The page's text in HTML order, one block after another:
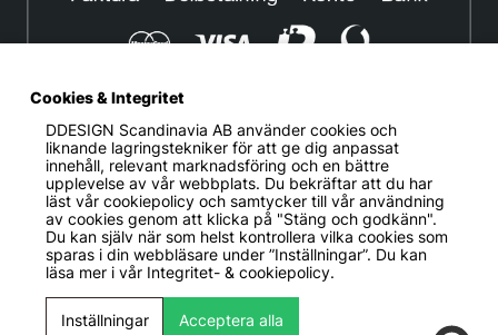
© DDESIGN. Alla rättigheter reserverade.
Om oss|Privacy policy|Cookiepolicy|Köp- och
leveransvillkor
Telefonnummer: 019-507 40 01
Helgfria vardagar 10:00-12:00
DDESIGN Scandinavia AB Organisationsnummer:
Mosåsvägen 142, 702 36 Örebro
Cookies & Integritet
DDESIGN Scandinavia ABanvänder cookies och
liknande lagringstekniker för att ge dig anpassat
innehåll, relevant marknadsföring och en bättre
upplevelse av vår webbplats. Du bekräftar att du har
läst vår cookiepolicy och samtycker till vår användning
av cookies genom att klicka på "Stäng och godkänn".
Du kan själv när som helst kontrollera vilka cookies som
sparas i din webbläsare under ”Inställningar”. Du kan
läsa mer i vår Integritet- & cookiepolicy.
Inställningar Acceptera alla